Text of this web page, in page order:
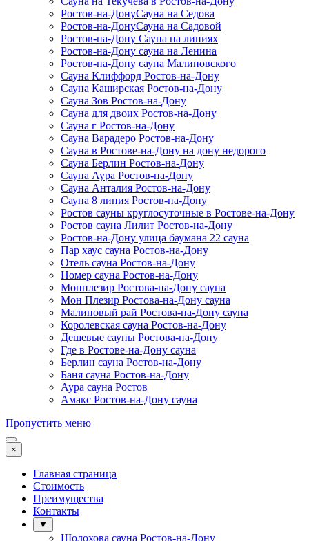
Ростов-на-ДонуСауна на Седова
Ростов-на-ДонуСауна на Садовой
Ростов-на-Дону Сауна на линиях
Ростов-на-Дону сауна на Ленина
Ростов-на-Дону сауна Малиновского
Сауна Клиффорд Ростов-на-Дону
Сауна Каширская Ростов-на-Дону
Сауна Зов Ростов-на-Дону
Сауна для двоих Ростов-на-Дону
Сауна г Ростов-на-Дону
Сауна Варадеро Ростов-на-Дону
Сауна в Ростове-на-Дону на дону недорого
Сауна Берлин Ростов-на-Дону
Сауна Аура Ростов-на-Дону
Сауна Анталия Ростов-на-Дону
Сауна 8 линия Ростов-на-Дону
Ростов сауны круглосуточные в Ростове-на-Дону
Ростов сауна Лилит Ростов-на-Дону
Ростов-на-Дону улица баумана 22 сауна
Пар хаус сауна Ростов-на-Дону
Отель сауна Ростов-на-Дону
Номер сауна Ростов-на-Дону
Монплезир Ростова-на-Дону сауна
Мон Плезир Ростова-на-Дону сауна
Малиновый рай Ростова-на-Дону сауна
Королевская сауна Ростов-на-Дону
Дешевые сауны Ростова-на-Дону
Где в Ростове-на-Дону сауна
Берлин сауна Ростов-на-Дону
Баня сауна Ростов-на-Дону
Аура сауна Ростов
Амакс Ростов-на-Дону сауна
Пропустить меню
×
Главная страница
Стоимость
Преимущества
Контакты
▼
Шолохова сауна Ростов-на-Дону